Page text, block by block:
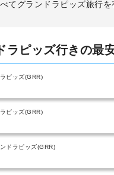
てグランドラピッズ旅行を
ラピッズ行きの最
ピッズ(GRR)
ピッズ(GRR)
ドラピッズ(GRR)